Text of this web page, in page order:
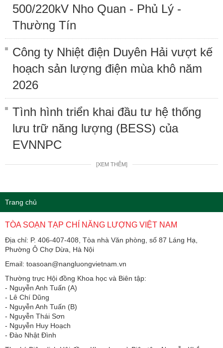
500/220kV Nho Quan - Phủ Lý -
Thường Tín
Công ty Nhiệt điện Duyên Hải vượt kế
hoạch sản lượng điện mùa khô năm
2026
Tình hình triển khai đầu tư hệ thống
lưu trữ năng lượng (BESS) của
EVNNPC
[XEM THÊM]
Trang chủ
TÒA SOẠN TẠP CHÍ NĂNG LƯỢNG VIỆT NAM
Địa chỉ: P. 406-407-408, Tòa nhà Văn phòng, số 87 Láng Hạ,
Phường Ô Chợ Dừa, Hà Nội
Email: toasoan@nangluongvietnam.vn
Thường trực Hội đồng Khoa học và Biên tập:
​​​​​​- Nguyễn Anh Tuấn (A)
- Lê Chí Dũng
- Nguyễn Anh Tuấn (B)
- Nguyễn Thái Sơn
- Nguyễn Huy Hoạch
- Đào Nhật Đình